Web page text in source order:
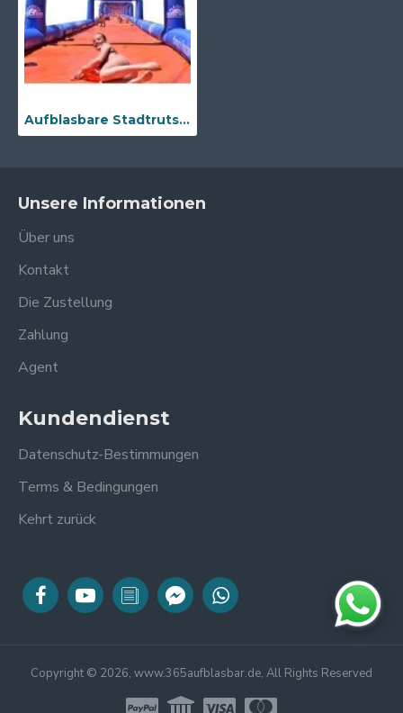
Aufblasbare Stadtrutsche
Unsere Informationen
Über uns
Kontakt
Die Zustellung
Zahlung
Agent
Kundendienst
Datenschutz-Bestimmungen
Terms & Bedingungen
Kehrt zurück
Copyright © 2026, www.365aufblasbar.de, All Rights Reserved